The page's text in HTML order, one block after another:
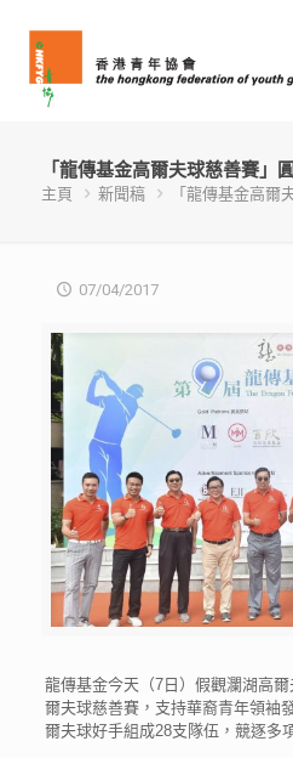
「龍傳基金高爾夫球慈善賽」
主頁 新聞稿 「龍傳基金高爾
07/04/2017
龍傳基金今天（7日）假觀瀾湖高
爾夫球慈善賽，支持華裔青年領袖
爾夫球好手組成28支隊伍，競逐多